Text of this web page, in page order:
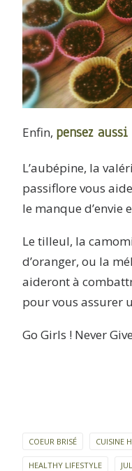
Enfin, pensez
L’aubépine, la
passiflore vous
le manque d’envie
Le tilleul, la
d’oranger, ou la
aideront à
pour vous assurer
Go Girls ! Never
COEUR BRISÉ CUISINE
HEALTHY LIFESTYLE